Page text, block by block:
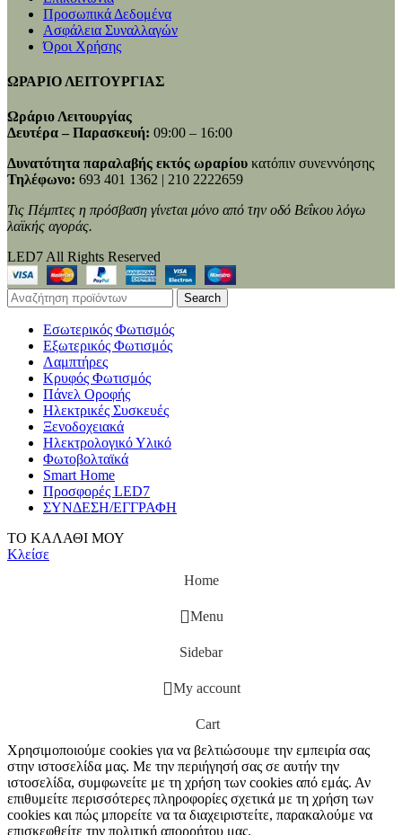
Προσωπικά Δεδομένα
Ασφάλεια Συναλλαγών
Όροι Χρήσης
ΩΡΑΡΙΟ ΛΕΙΤΟΥΡΓΙΑΣ
Ωράριο Λειτουργίας
Δευτέρα – Παρασκευή: 09:00 – 16:00
Δυνατότητα παραλαβής εκτός ωραρίου κατόπιν συνεννόησης
Τηλέφωνο: 693 401 1362 | 210 2222659
Τις Πέμπτες η πρόσβαση γίνεται μόνο από την οδό Βεΐκου λόγω
λαϊκής αγοράς.
LED7 All Rights Reserved
Search
Εσωτερικός Φωτισμός
Εξωτερικός Φωτισμός
Λαμπτήρες
Κρυφός Φωτισμός
Πάνελ Οροφής
Ηλεκτρικές Συσκευές
Ξενοδοχειακά
Ηλεκτρολογικό Υλικό
Φωτοβολταϊκά
Smart Home
Προσφορές LED7
ΣΥΝΔΕΣΗ/ΕΓΓΡΑΦΗ
ΤΟ ΚΑΛΑΘΙ ΜΟΥ
Κλείσε
Home
Menu
Sidebar
My account
Cart
Χρησιμοποιούμε cookies για να βελτιώσουμε την εμπειρία σας
στην ιστοσελίδα μας. Με την περιήγησή σας σε αυτήν την
ιστοσελίδα, συμφωνείτε με τη χρήση των cookies από εμάς. Αν
επιθυμείτε περισσότερες πληροφορίες σχετικά με τη χρήση των
cookies και πώς μπορείτε να τα διαχειριστείτε, παρακαλούμε να
επισκεφθείτε την πολιτική απορρήτου μας.